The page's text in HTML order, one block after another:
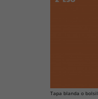
Tapa blanda o